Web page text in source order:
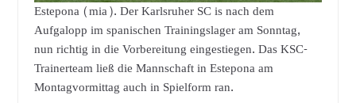
Estepona (mia). Der Karlsruher SC is nach dem
Aufgalopp im spanischen Trainingslager am Sonntag,
nun richtig in die Vorbereitung eingestiegen. Das KSC-
Trainerteam ließ die Mannschaft in Estepona am
Montagvormittag auch in Spielform ran.